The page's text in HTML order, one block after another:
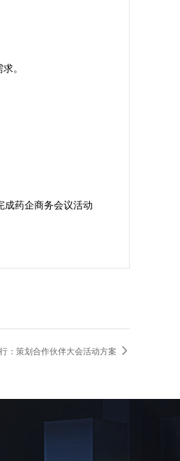
。
成药企商务会议活动
：策划合作伙伴大会活动方案 